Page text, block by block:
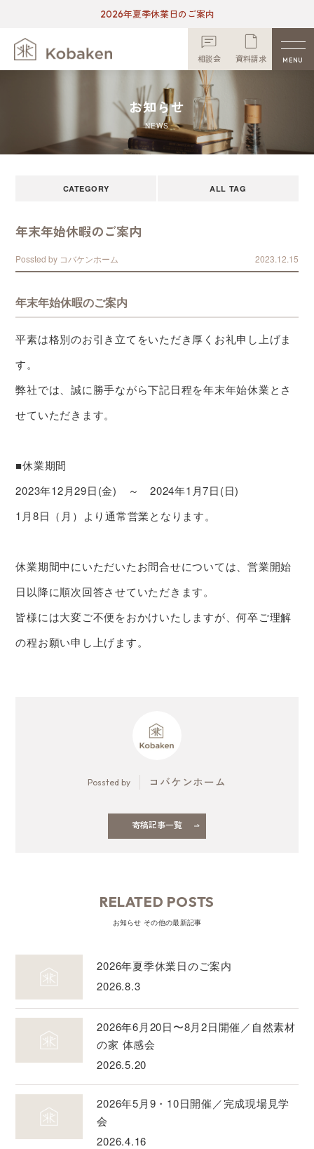
2026年夏季休業日のご案内
相談会 資料請求 MENU
お知らせ
NEWS
年末年始休暇のご案内
Possted by コバケンホーム 2023.12.15
年末年始休暇のご案内
平素は格別のお引き立てをいただき厚くお礼申し上げま
す。
弊社では、誠に勝手ながら下記日程を年末年始休業とさ
せていただきます。
■休業期間
2023年12月29日(金) ～ 2024年1月7日(日)
1月8日（月）より通常営業となります。
休業期間中にいただいたお問合せについては、営業開始
日以降に順次回答させていただきます。
皆様には大変ご不便をおかけいたしますが、何卒ご理解
の程お願い申し上げます。
Possted by コバケンホーム
寄稿記事一覧
RELATED POSTS
お知らせ その他の最新記事
2026年夏季休業日のご案内
2026.8.3
2026年6月20日〜8月2日開催／自然素材
の家 体感会
2026.5.20
2026年5月9・10日開催／完成現場見学
会
2026.4.16
CATEGORY ALL TAG